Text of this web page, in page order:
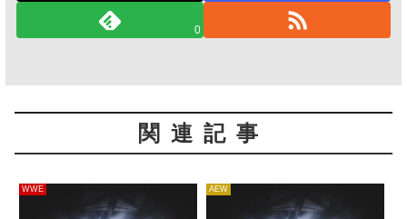
0
関連記事
WWE AEW